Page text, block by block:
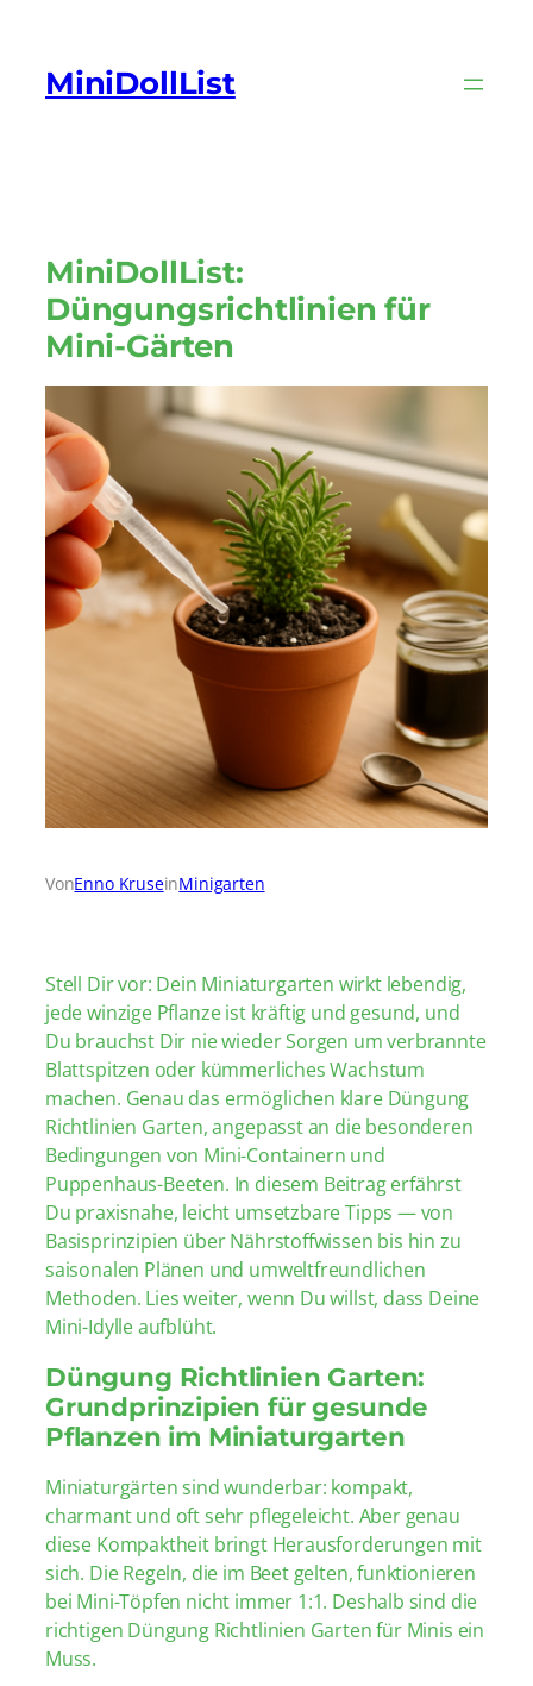
MiniDollList
MiniDollList:
Düngungsrichtlinien für
Mini-Gärten
VonEnno KruseinMinigarten
Stell Dir vor: Dein Miniaturgarten wirkt lebendig,
jede winzige Pflanze ist kräftig und gesund, und
Du brauchst Dir nie wieder Sorgen um verbrannte
Blattspitzen oder kümmerliches Wachstum
machen. Genau das ermöglichen klare Düngung
Richtlinien Garten, angepasst an die besonderen
Bedingungen von Mini-Containern und
Puppenhaus-Beeten. In diesem Beitrag erfährst
Du praxisnahe, leicht umsetzbare Tipps — von
Basisprinzipien über Nährstoffwissen bis hin zu
saisonalen Plänen und umweltfreundlichen
Methoden. Lies weiter, wenn Du willst, dass Deine
Mini-Idylle aufblüht.
Düngung Richtlinien Garten:
Grundprinzipien für gesunde
Pflanzen im Miniaturgarten
Miniaturgärten sind wunderbar: kompakt,
charmant und oft sehr pflegeleicht. Aber genau
diese Kompaktheit bringt Herausforderungen mit
sich. Die Regeln, die im Beet gelten, funktionieren
bei Mini-Töpfen nicht immer 1:1. Deshalb sind die
richtigen Düngung Richtlinien Garten für Minis ein
Muss.